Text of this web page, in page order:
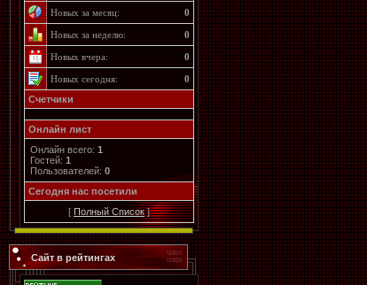
Новых за месяц: 0
Новых за неделю: 0
Новых вчера: 0
Новых сегодня:
0
Счетчики
Онлайн лист
Онлайн всего: 1
Гостей: 1
Пользователей: 0
Cегодня нас посетили
[ Полный Список]
Сайт в рейтингах